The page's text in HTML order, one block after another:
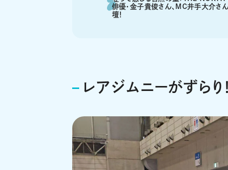
俳優・金子貴俊さん、MC井手大介さ
壇！
レアジムニーがずらり